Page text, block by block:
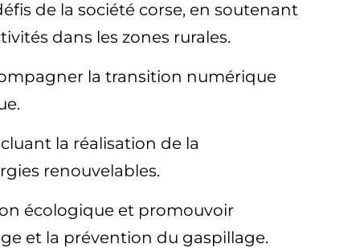
de la société corse, en soutenant
dans les zones rurales.
la transition numérique
la réalisation de la
renouvelables.
écologique et promouvoir
et la prévention du gaspillage.